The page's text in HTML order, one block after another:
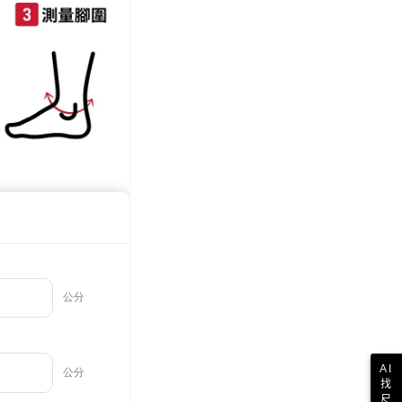
限一般住址，不支援智能櫃
AI
找
尺